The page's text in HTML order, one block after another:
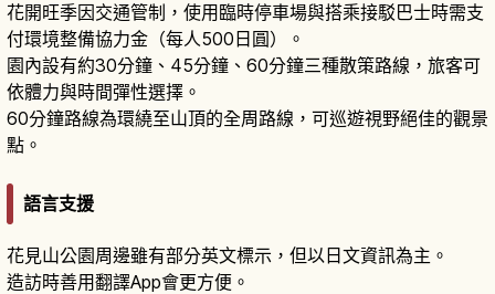
花開旺季因交通管制，使用臨時停車場與搭乘接駁巴士時需支
付環境整備協力金（每人500日圓）。
園內設有約30分鐘、45分鐘、60分鐘三種散策路線，旅客可
依體力與時間彈性選擇。
60分鐘路線為環繞至山頂的全周路線，可巡遊視野絕佳的觀景
點。
語言支援
花見山公園周邊雖有部分英文標示，但以日文資訊為主。
造訪時善用翻譯App會更方便。